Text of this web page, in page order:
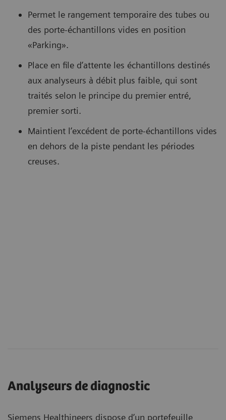
Permet le rangement temporaire des tubes ou
des porte-échantillons vides en position
«Parking».
Place en file d’attente les échantillons destinés
aux analyseurs à débit plus faible, qui sont
traités selon le principe du premier entré,
premier sorti.
Maintient l’excédent de porte-échantillons vides
en dehors de la piste pendant les périodes
creuses.
Analyseurs de diagnostic
Siemens Healthineers dispose d’un portefeuille